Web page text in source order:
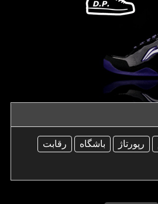
رپورتاژ باشگاه
رقابت